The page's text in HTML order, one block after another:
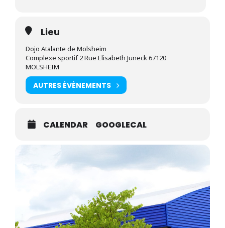
Lieu
Dojo Atalante de Molsheim
Complexe sportif 2 Rue Elisabeth Juneck 67120
MOLSHEIM
AUTRES ÉVÈNEMENTS
CALENDAR GOOGLECAL